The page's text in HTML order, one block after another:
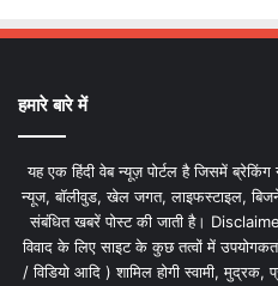
हमारे बारे में
यह एक हिंदी वेब न्यूज़ पोर्टल है जिसमें
न्यूज, बॉलीवुड, खेल जगत, लाइफस्टाइल,
संबंधित खबरें पोस्ट की जाती है।
विवाद के लिए साइट के कुछ तत्वों में
/ विडियो आदि ) शामिल होगी स्वामी,